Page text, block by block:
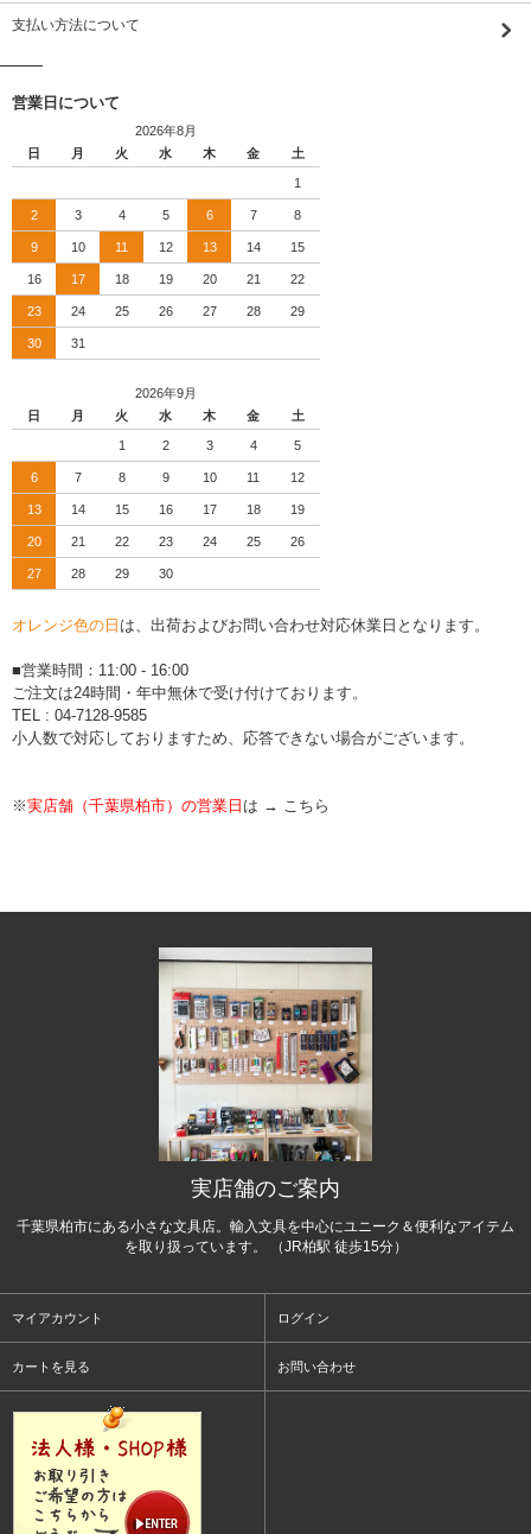
支払い方法について
営業日について
2026年8月
日
月 火 水 木 金 土
1
2 3 4 5 6 7 8
9 10 11 12 13 14 15
16 17 18 19 20 21 22
23 24 25 26 27 28 29
30 31
2026年9月
日
月 火 水 木 金 土
1 2 3 4 5
6 7 8 9 10 11 12
13 14 15 16 17 18 19
20 21 22 23 24 25 26
27 28 29 30
オレンジ色の日 は、出荷およびお問い合わせ対応休業日となります。
■営業時間：11:00 - 16:00
ご注文は24時間・年中無休で受け付けております。
TEL : 04-7128-9585
小人数で対応しておりますため、応答できない場合がございます。
※実店舗（千葉県柏市）の営業日 は → こちら
実店舗のご案内
千葉県柏市にある小さな文具店。輸入文具を中心にユニーク＆便利なアイテム
を取り扱っています。 （JR柏駅 徒歩15分）
マイアカウント ログイン
カートを見る お問い合わせ